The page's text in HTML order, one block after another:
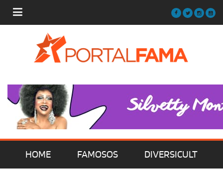
HOME FAMOSOS DIVERSICULT